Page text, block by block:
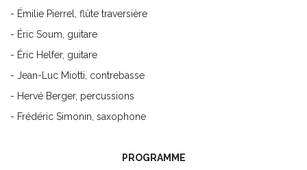
- Émilie Pierrel, flûte traversière
- Éric Soum, guitare
- Éric Helfer, guitare
- Jean-Luc Miotti, contrebasse
- Hervé Berger, percussions
- Frédéric Simonin, saxophone
PROGRAMME